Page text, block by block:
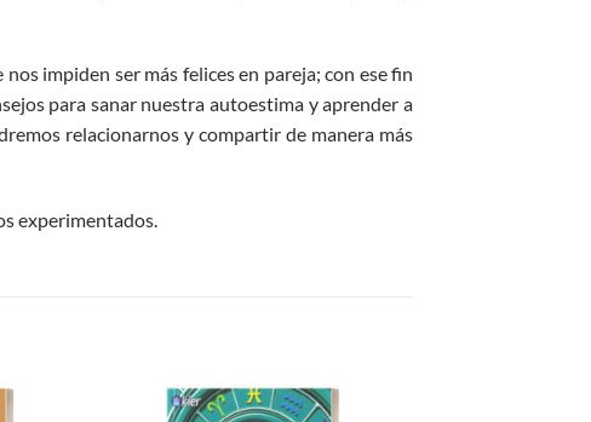
impiden ser más felices en pareja; con ese fin
para sanar nuestra autoestima y aprender a
relacionarnos y compartir de manera más
experimentados.